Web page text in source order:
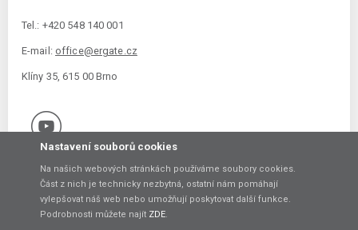
Tel.: +420 548 140 001
E-mail: office@ergate.cz
Klíny 35, 615 00 Brno
Copyright © 2021 ERGATE Automation s.r.o., Klíny 35, 61500 Brno
Nastavení souborů cookies
Na našich webových stránkách používáme soubory cookies.
Část z nich je technicky nezbytná, ostatní nám pomáhají
vylepšovat náš web nebo umožňují poskytovat další funkce.
Podrobnosti můžete najít ZDE.